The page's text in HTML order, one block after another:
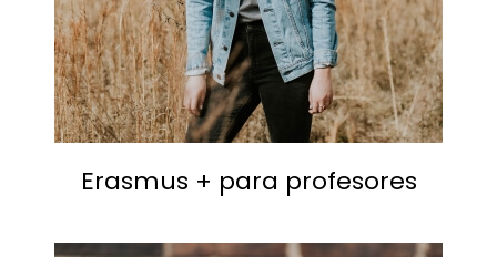
Erasmus + para profesores